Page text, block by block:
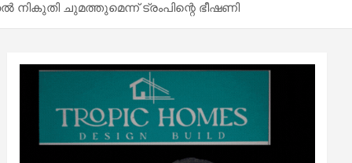
ചുമത്തുമെന്ന് ട്രംപിന്റെ ഭീഷണി